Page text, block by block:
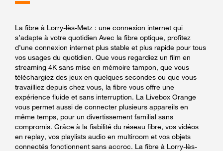
La fibre à Lorry-lès-Metz : une connexion internet qui
s’adapte à votre quotidien Avec la fibre optique, profitez
d’une connexion internet plus stable et plus rapide pour tous
vos usages du quotidien. Que vous regardiez un film en
streaming 4K sans mise en mémoire tampon, que vous
téléchargiez des jeux en quelques secondes ou que vous
travailliez depuis chez vous, la fibre vous offre une
expérience fluide et sans interruption. La Livebox Orange
vous permet aussi de connecter plusieurs appareils en
même temps, pour un divertissement familial sans
compromis. Grâce à la fiabilité du réseau fibre, vos vidéos
en replay, vos playlists audio en multiroom et vos objets
connectés fonctionnent sans accroc. La fibre à Lorry-lès-